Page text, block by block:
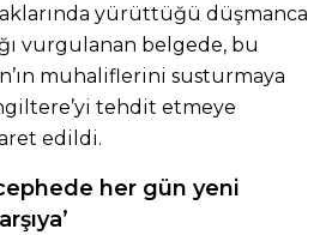
yürüttüğü düşmanca
vurgulanan belgede, bu
muhaliflerini susturmaya
tehdit etmeye
edildi.
her gün yeni